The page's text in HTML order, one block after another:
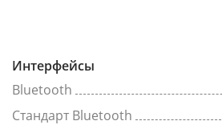
Интерфейсы
Bluetooth
Стандарт Bluetooth